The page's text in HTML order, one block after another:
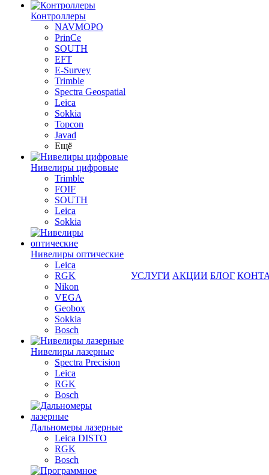
Контроллеры
NAVMOPO
PrinCe
SOUTH
EFT
E-Survey
Trimble
Spectra Geospatial
Leica
Sokkia
Topcon
Javad
Ещё
Нивелиры цифровые
Trimble
FOIF
SOUTH
Leica
Sokkia
Нивелиры оптические
Leica
RGK
Nikon
VEGA
Geobox
Sokkia
Bosch
Нивелиры лазерные
Spectra Precision
Leica
RGK
Bosch
Дальномеры лазерные
Leica DISTO
RGK
Bosch
УСЛУГИ АКЦИИ БЛОГ